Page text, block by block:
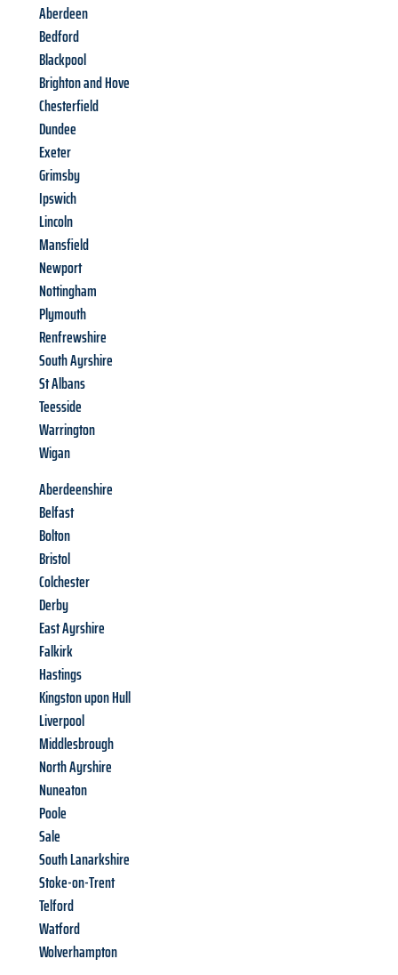
Aberdeen
Bedford
Blackpool
Brighton and Hove
Chesterfield
Dundee
Exeter
Grimsby
Ipswich
Lincoln
Mansfield
Newport
Nottingham
Plymouth
Renfrewshire
South Ayrshire
St Albans
Teesside
Warrington
Wigan
Aberdeenshire
Belfast
Bolton
Bristol
Colchester
Derby
East Ayrshire
Falkirk
Hastings
Kingston upon Hull
Liverpool
Middlesbrough
North Ayrshire
Nuneaton
Poole
Sale
South Lanarkshire
Stoke-on-Trent
Telford
Watford
Wolverhampton